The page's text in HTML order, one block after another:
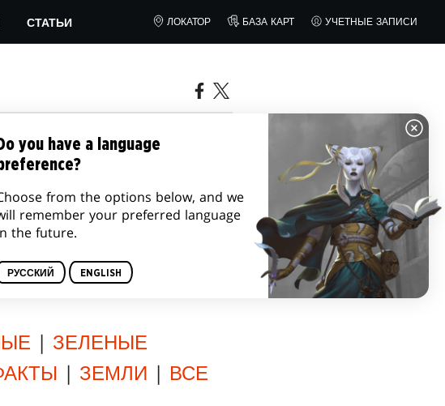
СТАТЬИ ЛОКАТОР БАЗА КАРТ УЧЕТНЫЕ ЗАПИСИ
| ЗЕЛЕНЫЕ
| ЗЕМЛИ | ВСЕ
Do you have a language
from the options below, and we
remember your preferred language
the future.
РУССКИЙ ENGLISH